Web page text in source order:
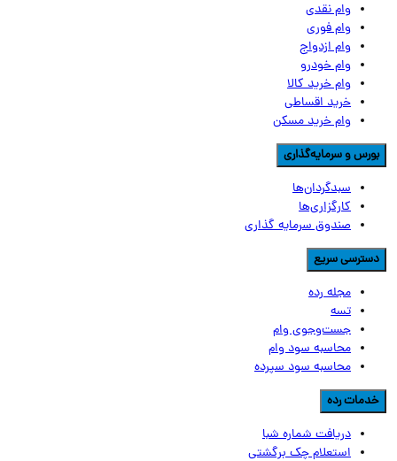
وام نقدی
وام فوری
وام ازدواج
وام خودرو
وام خرید کالا
خرید اقساطی
وام خرید مسکن
و سرمایه‌گذاری
سبدگردان‌ها
کارگزاری‌ها
صندوق سرمایه گذاری
سریع
مجله رده
تسه
جست‌وجوی وام
محاسبه سود وام
محاسبه سود سپرده
رده
دریافت شماره شبا
استعلام چک برگشتی